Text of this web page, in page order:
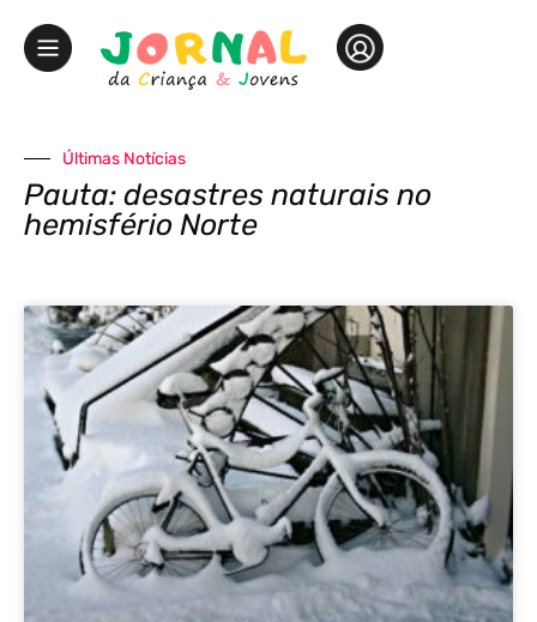
Últimas Notícias
Pauta: desastres naturais no
hemisfério Norte